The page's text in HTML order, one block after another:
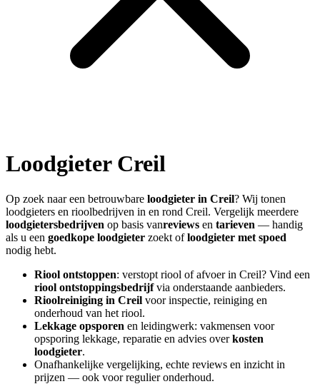
Loodgieter Creil
Op zoek naar een betrouwbare loodgieter in Creil? Wij tonen
loodgieters en rioolbedrijven in en rond Creil. Vergelijk meerdere
loodgietersbedrijven op basis vanreviews en tarieven — handig
als u een goedkope loodgieter zoekt ofloodgieter met spoed
nodig hebt.
Riool ontstoppen: verstopt riool of afvoer in Creil? Vind een
riool ontstoppingsbedrijfvia onderstaande aanbieders.
Rioolreiniging in Creil voor inspectie, reiniging en
onderhoud van het riool.
Lekkage opsporen en leidingwerk: vakmensen voor
opsporing lekkage, reparatie en advies overkosten
loodgieter.
Onafhankelijke vergelijking, echte reviews en inzicht in
prijzen — ook voor regulier onderhoud.